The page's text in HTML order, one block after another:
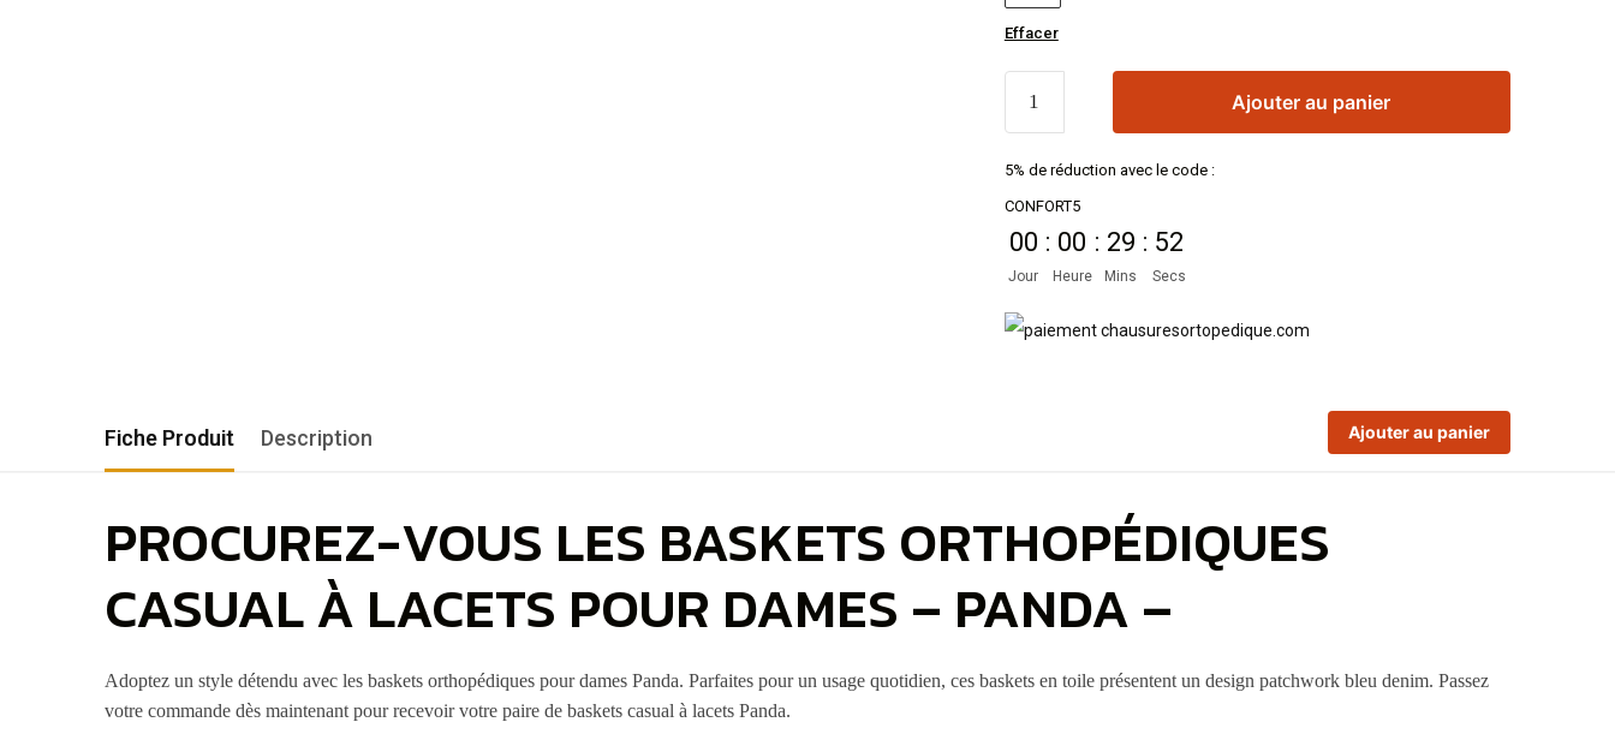
Effacer
Ajouter au panier
5% de réduction avec le code :
CONFORT5
00
Jour
: 00
Heure
: 29
Mins
: 51
Secs
Fiche Produit Description Ajouter au panier
PROCUREZ-VOUS LES BASKETS ORTHOPÉDIQUES
CASUAL À LACETS POUR DAMES – PANDA –
Adoptez un style détendu avec les baskets orthopédiques pour dames Panda. Parfaites pour un usage quotidien, ces baskets en toile présentent un design patchwork bleu denim. Passez
votre commande dès maintenant pour recevoir votre paire de baskets casual à lacets Panda.